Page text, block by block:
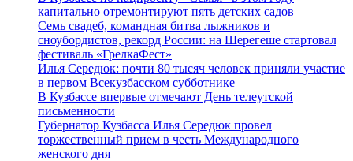
капитально отремонтируют пять детских садов
Семь свадеб, командная битва лыжников и
сноубордистов, рекорд России: на Шерегеше стартовал
фестиваль «ГрелкаФест»
Илья Середюк: почти 80 тысяч человек приняли участие
в первом Всекузбасском субботнике
В Кузбассе впервые отмечают День телеутской
письменности
Губернатор Кузбасса Илья Середюк провел
торжественный прием в честь Международного
женского дня